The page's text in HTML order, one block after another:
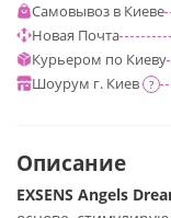
Самовывоз в Киеве
Новая Почта
Курьером по Киеву
Шоурум г. Киев
?
Описание
EXSENS Angels